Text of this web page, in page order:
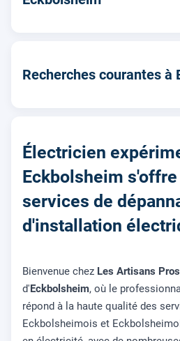
Recherches courantes à
Électricien
Eckbolsheim
services de
d'installation
Bienvenue chez Les Artisans Pros
d'Eckbolsheim, où le
répond à la haute qualité des
Eckbolsheimois et